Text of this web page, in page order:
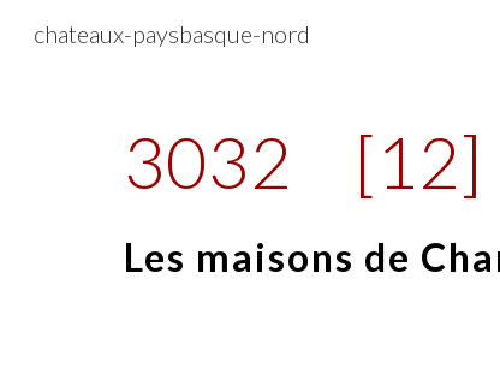
chateaux-paysbasque-nord
3032 [12]
Les maisons de